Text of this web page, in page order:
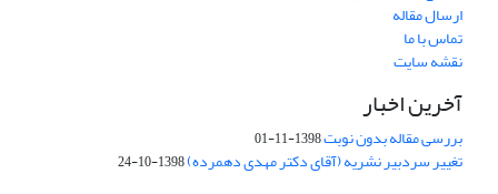
ارسال مقاله
تماس با ما
نقشه سایت
آخرین اخبار
بررسی مقاله بدون نوبت1398-11-01
تغییر سردبیر نشریه (آقای دکتر مهدی دهمرده)1398-10-24